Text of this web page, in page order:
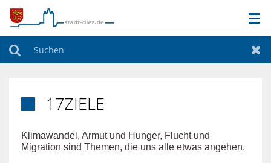
AKTUELLES
BILDUNG & SOZIALES
17ZIELE
Klimawandel, Armut und Hunger, Flucht und
Migration sind Themen, die uns alle etwas angehen.